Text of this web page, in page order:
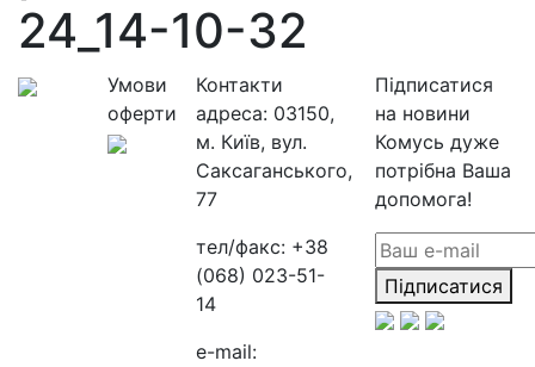
24_14-10-32
Умови
оферти
Контакти
адреса: 03150,
м. Київ, вул.
Саксаганського,
77
тел/факс: +38
(068) 023-51-
14
e-mail:
Підписатися
на новини
Комусь дуже
потрібна Ваша
допомога!
Підписатися